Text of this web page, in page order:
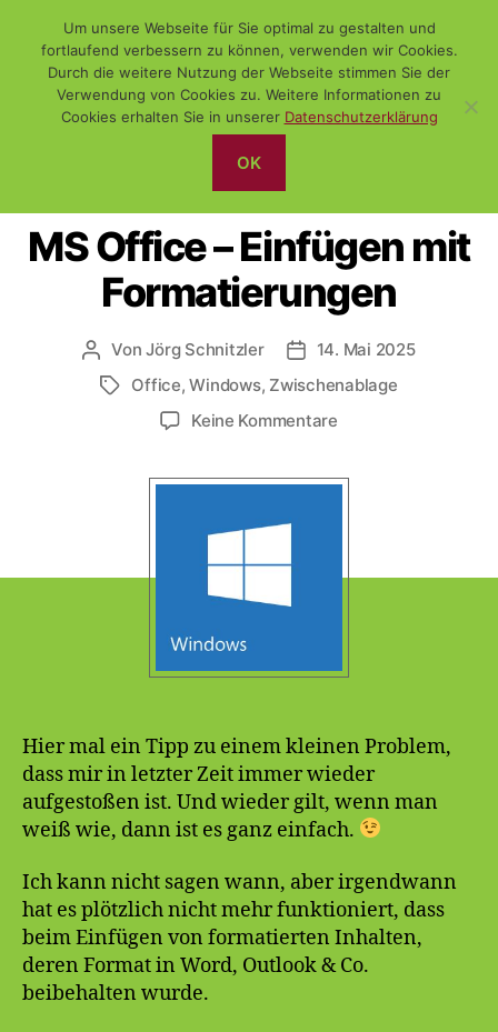
WiSch
Kategorien
OFFICE WINDOWS
MS Office – Einfügen mit
Formatierungen
Beitragsautor
VonJörg Schnitzler Veröffentlichungsdatum
14. Mai 2025
Schlagwörter
Office,Windows, Zwischenablage
Keine Kommentarezu
Hier mal ein Tipp zu einem kleinen Problem,
dass mir in letzter Zeit immer wieder
aufgestoßen ist. Und wieder gilt, wenn man
weiß wie, dann ist es ganz einfach.
Ich kann nicht sagen wann, aber irgendwann
hat es plötzlich nicht mehr funktioniert, dass
beim Einfügen von formatierten Inhalten,
deren Format in Word, Outlook & Co.
beibehalten wurde.
Um unsere Webseite für Sie optimal zu gestalten und
fortlaufend verbessern zu können, verwenden wir Cookies.
Durch die weitere Nutzung der Webseite stimmen Sie der
Verwendung von Cookies zu. Weitere Informationen zu
Cookies erhalten Sie in unserer Datenschutzerklärung
OK